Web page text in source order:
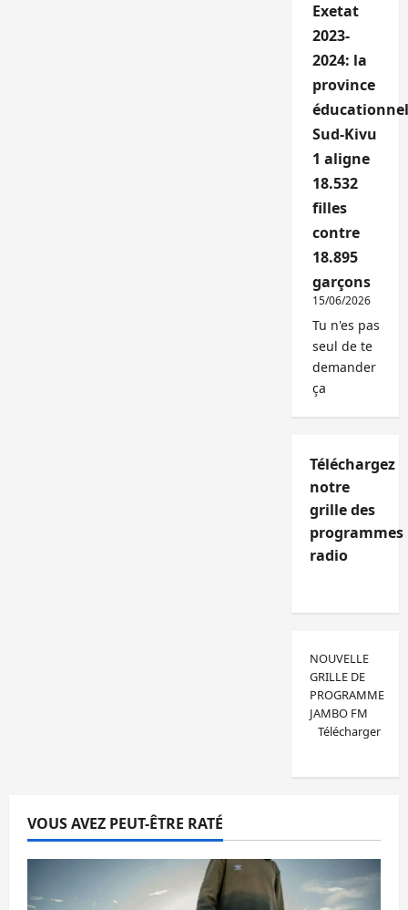
Exetat
2023-
2024: la
province
Sud-Kivu
1 aligne
18.532
filles
contre
18.895
garçons
15/06/2026
Tu n'es pas
seul de te
demander
ça
Téléchargez
notre
grille des
programmes
radio
NOUVELLE
GRILLE DE
PROGRAMME
JAMBO FM
Télécharger
VOUS AVEZ PEUT-ÊTRE RATÉ